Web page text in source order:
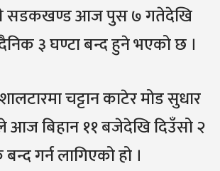
सडकखण्ड आज पुस ७ गतेदेखि
३ घण्टा बन्द हुने भएको छ ।
चट्टान काटेर मोड सुधार
आज बिहान ११ बजेदेखि दिउँसो २
गर्न लागिएको हो ।